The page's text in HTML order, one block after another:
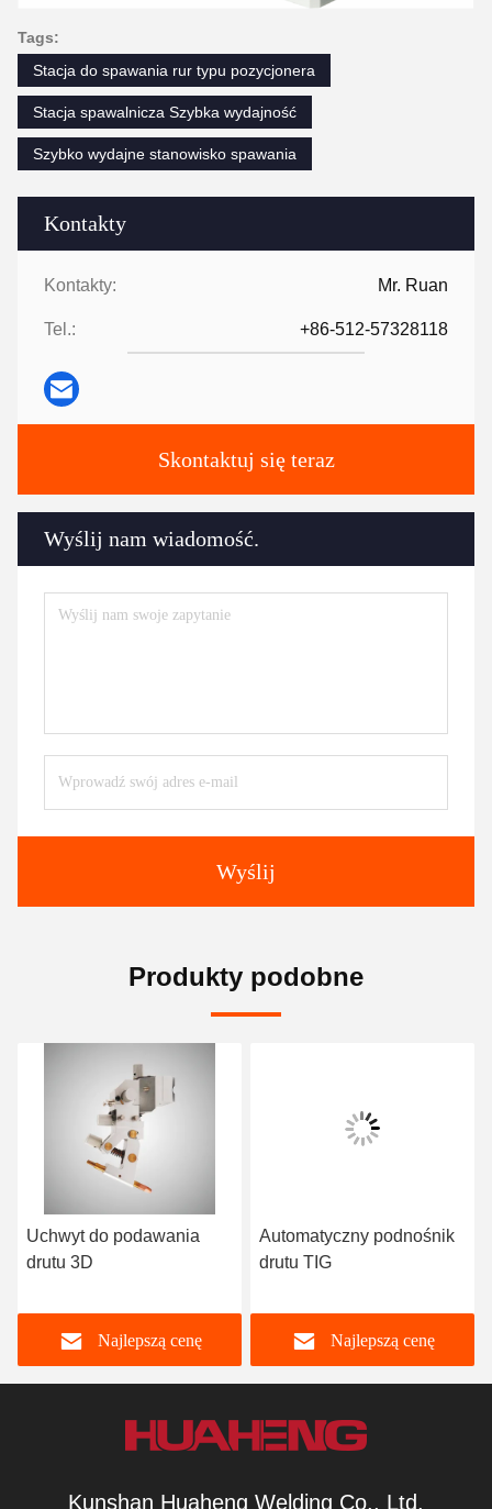
Kontakty
Kontakty: Mr. Ruan
Tel.: +86-512-57328118
Skontaktuj się teraz
Wyślij nam wiadomość.
Wyślij
Tags:
Stacja do spawania rur typu pozycjonera
Stacja spawalnicza Szybka wydajność
Szybko wydajne stanowisko spawania
Produkty podobne
Uchwyt do podawania
drutu 3D
Najlepszą cenę
Automatyczny podnośnik
drutu TIG
Najlepszą cenę
Kunshan Huaheng Welding Co., Ltd.